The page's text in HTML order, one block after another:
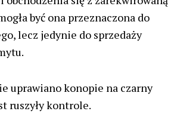
wartość na czarnym
siedmiu do dziesięciu milionów
ds. przestępczości
grupa przestępcza